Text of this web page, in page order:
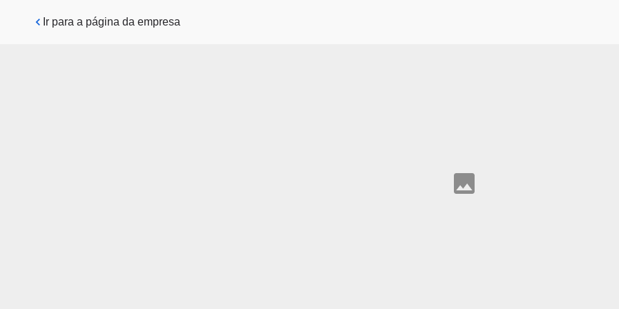
Pular para o conteúdo principal
Ir para a página da empresa